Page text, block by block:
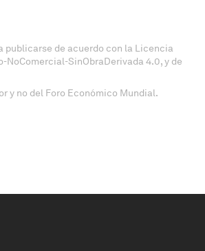
publicarse de acuerdo con la Licencia
SinObraDerivada 4.0, y de
y no del Foro Económico Mundial.